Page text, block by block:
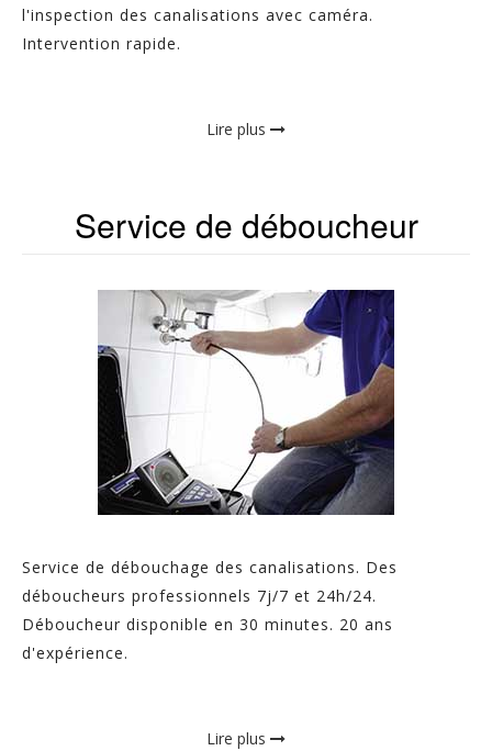
l'inspection des canalisations avec caméra.
Intervention rapide.
Lire plus
Service de déboucheur
Service de débouchage des canalisations. Des
déboucheurs professionnels 7j/7 et 24h/24.
Déboucheur disponible en 30 minutes. 20 ans
d'expérience.
Lire plus